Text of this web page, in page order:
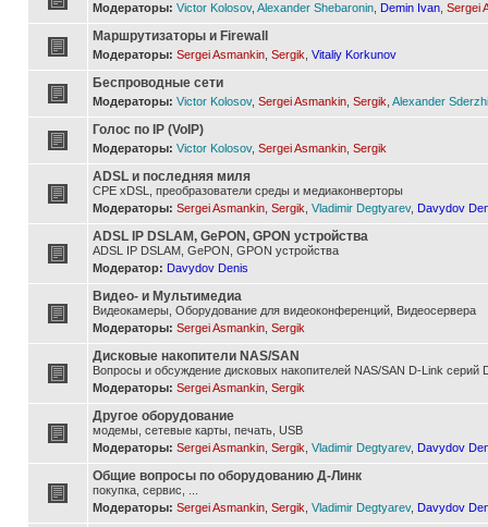
Модераторы: Victor Kolosov, Alexander Shebaronin Demin Ivan Sergei
Маршрутизаторы и Firewall
Модераторы: Sergei Asmankin Sergik Vitaliy Korkunov
Беспроводные сети
Модераторы: Victor Kolosov, Sergei Asmankin Sergik Alexander
Голос по IP (VoIP)
Модераторы: Victor Kolosov, Sergei Asmankin Sergik
ADSL и последняя миля
CPE xDSL, преобразователи среды и медиаконверторы
Модераторы: Sergei Asmankin Sergik Vladimir Degtyarev, Davydov
ADSL IP DSLAM, GePON, GPON устройства
ADSL IP DSLAM, GePON, GPON устройства
Модератор: Davydov Denis
Видео- и Мультимедиа
Видеокамеры, Оборудование для видеоконференций, Видеосервера
Модераторы: Sergei Asmankin Sergik
Дисковые накопители NAS/SAN
Вопросы и обсуждение дисковых накопителей NAS/SAN D-Link серий
Модераторы: Sergei Asmankin Sergik
Другое оборудование
модемы, сетевые карты, печать, USB
Модераторы: Sergei Asmankin Sergik Vladimir Degtyarev, Davydov
Общие вопросы по оборудованию Д-Линк
покупка, сервис, ...
Модераторы: Sergei Asmankin Sergik Vladimir Degtyarev, Davydov